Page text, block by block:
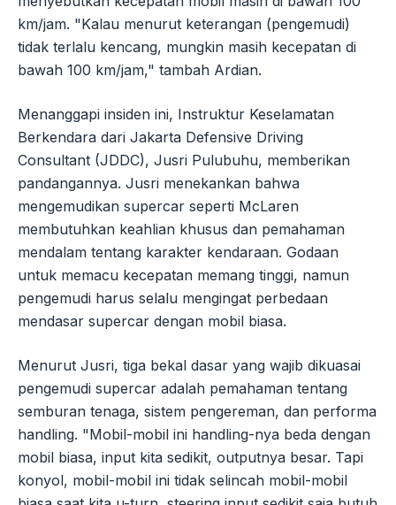
km/jam. "Kalau menurut keterangan (pengemudi)
tidak terlalu kencang, mungkin masih kecepatan di
bawah 100 km/jam," tambah Ardian.
Menanggapi insiden ini, Instruktur Keselamatan
Berkendara dari Jakarta Defensive Driving
Consultant (JDDC), Jusri Pulubuhu, memberikan
pandangannya. Jusri menekankan bahwa
mengemudikan supercar seperti McLaren
membutuhkan keahlian khusus dan pemahaman
mendalam tentang karakter kendaraan. Godaan
untuk memacu kecepatan memang tinggi, namun
pengemudi harus selalu mengingat perbedaan
mendasar supercar dengan mobil biasa.
Menurut Jusri, tiga bekal dasar yang wajib dikuasai
pengemudi supercar adalah pemahaman tentang
semburan tenaga, sistem pengereman, dan performa
handling. "Mobil-mobil ini handling-nya beda dengan
mobil biasa, input kita sedikit, outputnya besar. Tapi
konyol, mobil-mobil ini tidak selincah mobil-mobil